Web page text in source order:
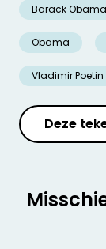
Barack Obama
Obama
Vladimir Poetin
Deze